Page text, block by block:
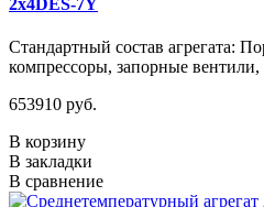
2x4DES-7Y
Стандартный состав агрегата:
компрессоры, запорные вентили,
653910 руб.
В корзину
В закладки
В сравнение